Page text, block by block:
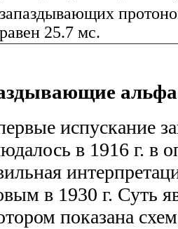
запаздывающих
равен 25.7 мс.
испускание
в 1916 г. в
в 1930 г. Суть
показана